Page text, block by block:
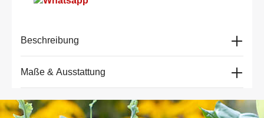
Beschreibung
Maße & Ausstattung